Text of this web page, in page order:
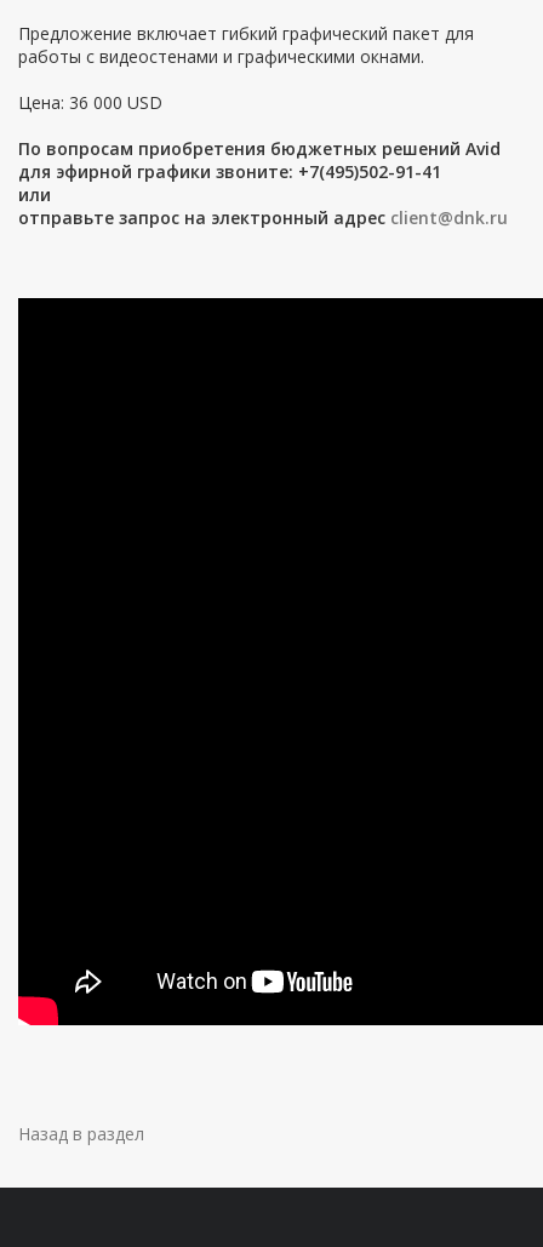
Предложение включает гибкий графический пакет для
работы с видеостенами и графическими окнами.
Цена: 36 000 USD
По вопросам приобретения бюджетных решений Avid
для эфирной графики звоните: +7(495)502-91-41
или
отправьте запрос на электронный адрес client@dnk.ru
Назад в раздел